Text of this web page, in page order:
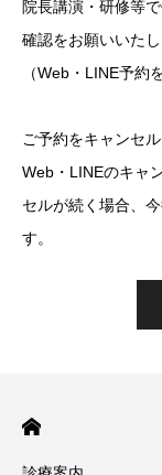
院長講演・研修等
確認をお願いいたし
（Web・LINE予約
ご予約をキャンセ
Web・LINEのキャ
セルが続く場合、
す。